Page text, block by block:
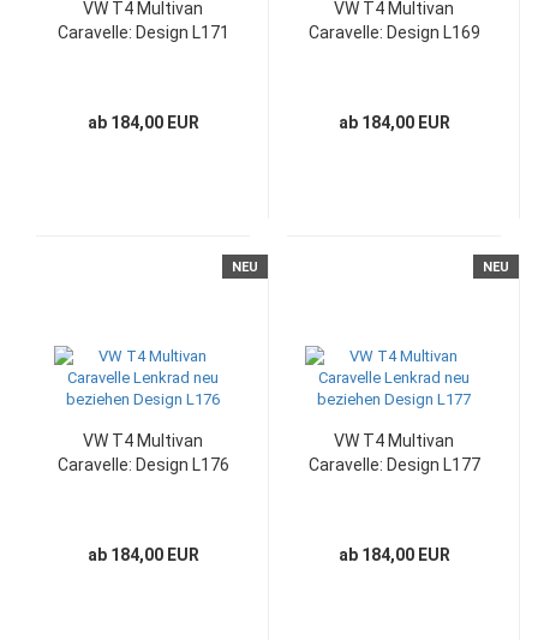
VW T4 Multivan
Caravelle: Design L171
ab 184,00 EUR
VW T4 Multivan
Caravelle: Design L169
ab 184,00 EUR
NEU
VW T4 Multivan
Caravelle: Design L176
ab 184,00 EUR
NEU
VW T4 Multivan
Caravelle: Design L177
ab 184,00 EUR